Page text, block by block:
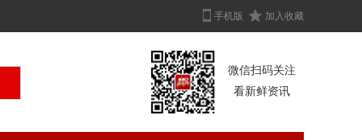
手机版 加入收藏
微信扫码关注
看新鲜资讯